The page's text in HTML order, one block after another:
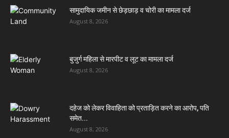
सामुदायिक जमीन से छेड़छाड़ व चोरी का मामला दर्ज
August 8, 2026
बुजुर्ग महिला से मारपीट व लूट का मामला दर्ज
August 8, 2026
दहेज को लेकर विवाहिता को प्रताड़ित करने का आरोप, पति
समेत...
August 8, 2026